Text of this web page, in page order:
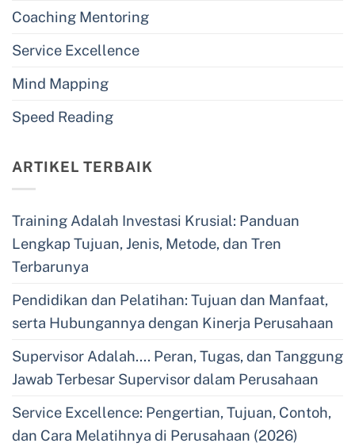
Coaching Mentoring
Service Excellence
Mind Mapping
Speed Reading
ARTIKEL TERBAIK
Training Adalah Investasi Krusial: Panduan
Lengkap Tujuan, Jenis, Metode, dan Tren
Terbarunya
Pendidikan dan Pelatihan: Tujuan dan Manfaat,
serta Hubungannya dengan Kinerja Perusahaan
Supervisor Adalah…. Peran, Tugas, dan Tanggung
Jawab Terbesar Supervisor dalam Perusahaan
Service Excellence: Pengertian, Tujuan, Contoh,
dan Cara Melatihnya di Perusahaan (2026)